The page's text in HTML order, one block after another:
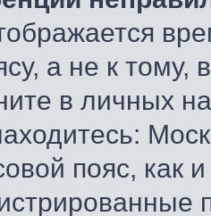
а не к тому,
в личных
пояс, как